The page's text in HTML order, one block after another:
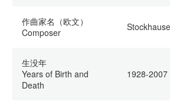
作曲家名（欧文）
Composer
生没年
Years of Birth and
Death
1928-2007